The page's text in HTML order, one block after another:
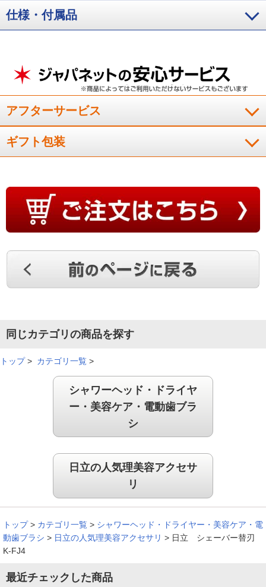
仕様・付属品
アフターサービス
ギフト包装
同じカテゴリの商品を探す
トップ> カテゴリ一覧 >
シャワーヘッド・ドライヤ
ー・美容ケア・電動歯ブラ
シ
日立の人気理美容アクセサ
リ
トップ > カテゴリ一覧 > シャワーヘッド・ドライヤー・美容ケア・電
動歯ブラシ > 日立の人気理美容アクセサリ > 日立 シェーバー替刃
K-FJ4
最近チェックした商品